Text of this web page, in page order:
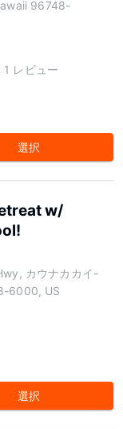
96748-
1 レビュー
選択
w/
カウナカカイ-
6000, US
選択